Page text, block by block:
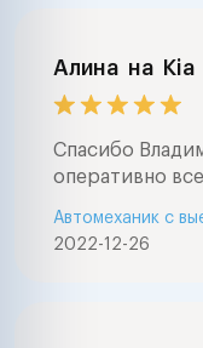
Алина на Kia
Спасибо
оперативно
2022-12-26
Автомеханик с